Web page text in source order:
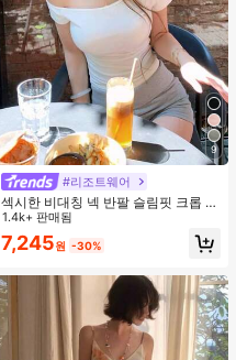
9
#리조트웨어
섹시한 비대칭 넥 반팔 슬림핏 크롭 탑
화이트 여름
1.4k+ 판매됨
7,245원 -30%